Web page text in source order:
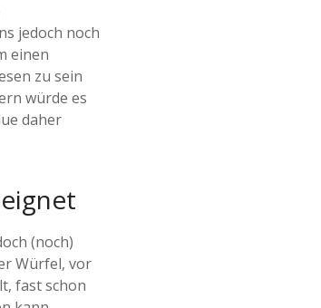
jedoch noch
einen
zu sein
würde es
daher
(noch)
Würfel, vor
fast schon